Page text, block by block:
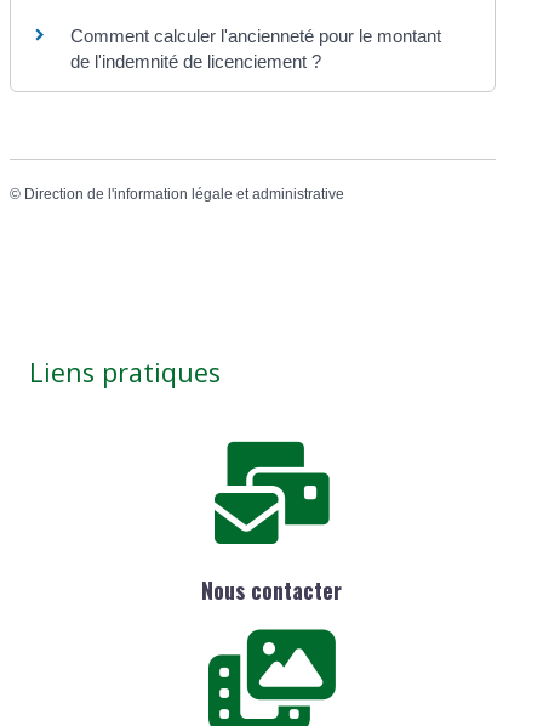
Comment calculer l'ancienneté pour le montant
de l'indemnité de licenciement ?
© Direction de l'information légale et administrative
Liens pratiques
Nous contacter